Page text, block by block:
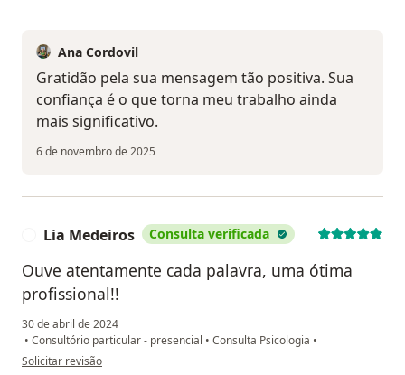
Ana Cordovil
Gratidão pela sua mensagem tão positiva. Sua
confiança é o que torna meu trabalho ainda
mais significativo.
6 de novembro de 2025
Lia Medeiros Consulta verificada
Ouve atentamente cada palavra, uma ótima
profissional!!
30 de abril de 2024
• Consultório particular - presencial • Consulta Psicologia •
na opinião do utilizador Lia Medeiros
Solicitar revisão